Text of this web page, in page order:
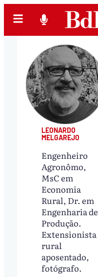
LEONARDO
MELGAREJO
Engenheiro
Agronômo,
MsC em
Economia
Rural, Dr. em
Engenharia de
Produção.
Extensionista
rural
aposentado,
fotógrafo.